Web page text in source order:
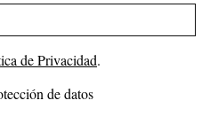
de Privacidad.
de datos